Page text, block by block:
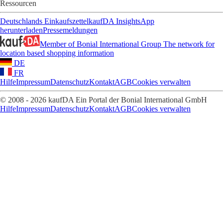
Ressourcen
Deutschlands EinkaufszettelkaufDA InsightsApp
herunterladenPressemeldungen
Member of Bonial International Group The network for
location based shopping information
DE
FR
HilfeImpressumDatenschutzKontaktAGBCookies verwalten
© 2008 - 2026 kaufDA Ein Portal der Bonial International GmbH
HilfeImpressumDatenschutzKontaktAGBCookies verwalten